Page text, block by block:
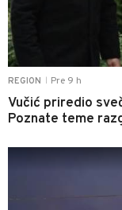
REGION Pre 9 h
Vučić priredio
Poznate teme